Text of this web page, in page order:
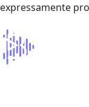
expressamente